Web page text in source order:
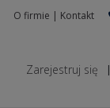
O firmie | Kontakt
Zarejestruj się |